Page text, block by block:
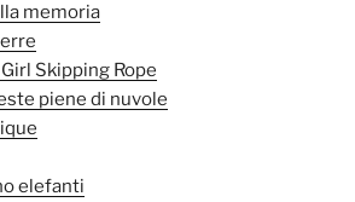
memoria
Skipping Rope
piene di nuvole
elefanti